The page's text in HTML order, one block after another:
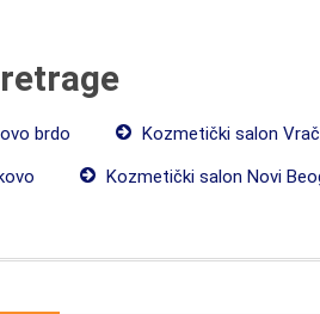
brdo Kozmetički salon
Kozmetički salon Novi